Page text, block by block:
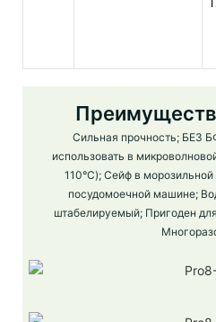
Сильная прочность; БЕЗ
использовать в
110°C); Сейф в
посудомоечной машине;
штабелируемый; Пригоден